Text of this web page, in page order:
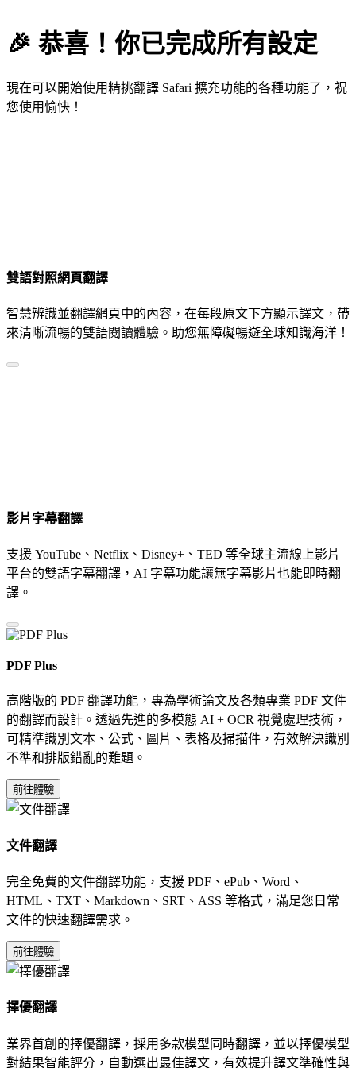
🎉 恭喜！你已完成所有設定
現在可以開始使用精挑翻譯 Safari 擴充功能的各種功能了，祝
您使用愉快！
雙語對照網頁翻譯
智慧辨識並翻譯網頁中的內容，在每段原文下方顯示譯文，帶
來清晰流暢的雙語閱讀體驗。助您無障礙暢遊全球知識海洋！
影片字幕翻譯
支援 YouTube、Netflix、Disney+、TED 等全球主流線上影片
平台的雙語字幕翻譯，AI 字幕功能讓無字幕影片也能即時翻
譯。
PDF Plus
高階版的 PDF 翻譯功能，專為學術論文及各類專業 PDF 文件
的翻譯而設計。透過先進的多模態 AI + OCR 視覺處理技術，
可精準識別文本、公式、圖片、表格及掃描件，有效解決識別
不準和排版錯亂的難題。
前往體驗
文件翻譯
完全免費的文件翻譯功能，支援 PDF、ePub、Word、
HTML、TXT、Markdown、SRT、ASS 等格式，滿足您日常
文件的快速翻譯需求。
前往體驗
擇優翻譯
業界首創的擇優翻譯，採用多款模型同時翻譯，並以擇優模型
對結果智能評分，自動選出最佳譯文，有效提升譯文準確性與